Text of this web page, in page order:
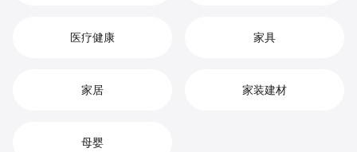
医疗健康 家具
家居 家装建材
母婴